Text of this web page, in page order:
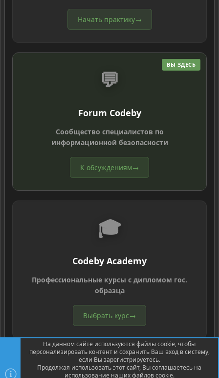
Начать практику→
ВЫ ЗДЕСЬ
💬
Forum Codeby
Сообщество специалистов по
информационной безопасности
К обсуждениям→
🎓
Codeby Academy
Профессиональные курсы с дипломом гос.
образца
Выбрать курс→
На данном сайте используются файлы cookie, чтобы
персонализировать контент и сохранить Ваш вход в систему,
если Вы зарегистрируетесь.
Продолжая использовать этот сайт, Вы соглашаетесь на
использование наших файлов cookie.